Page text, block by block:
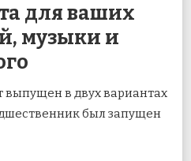
для ваших
музыки и
выпущен в двух вариантах
был запущен